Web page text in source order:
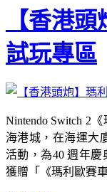
【香港
試玩專區
Nintendo Switch 2
海港城，在海運大
活動，為40 週年
獲贈「《瑪利歐賽